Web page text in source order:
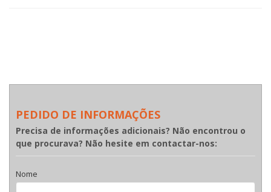
PEDIDO DE INFORMAÇÕES
Precisa de informações adicionais? Não encontrou o
que procurava? Não hesite em contactar-nos:
Nome